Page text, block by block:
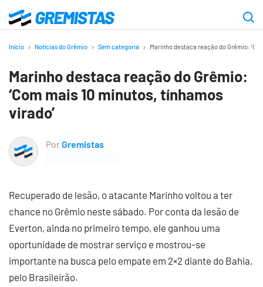
para
principal
Gremistas
Início Notícias do Grêmio Sem categoria Marinho destaca reação do Grêmio:
Marinho destaca reação do Grêmio:
‘Com mais 10 minutos, tínhamos
virado’
PorGremistas
Recuperado de lesão, o atacante Marinho voltou a ter
chance no Grêmio neste sábado. Por conta da lesão de
Everton, ainda no primeiro tempo, ele ganhou uma
oportunidade de mostrar serviço e mostrou-se
importante na busca pelo empate em 2×2 diante do Bahia,
pelo Brasileirão.